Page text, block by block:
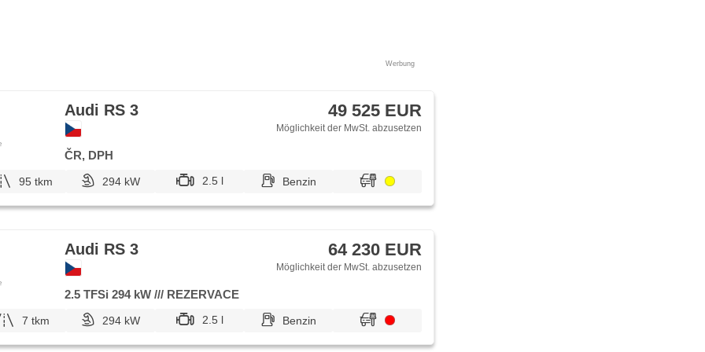
Werbung
Audi RS 3 49 525 EUR
Möglichkeit der MwSt. abzusetzen
ČR, DPH
95 tkm 294 kW 2.5 l Benzin
Audi RS 3 64 230 EUR
Möglichkeit der MwSt. abzusetzen
2.5 TFSi 294 kW /// REZERVACE
7 tkm 294 kW 2.5 l Benzin